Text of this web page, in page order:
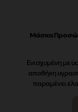
Μάσκα
Ενισχυμένη με
αποθήκη
παραμένει